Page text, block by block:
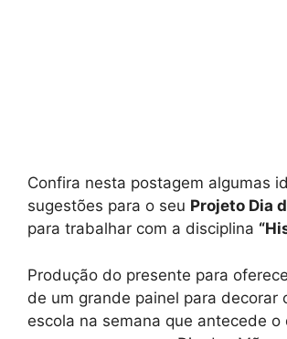
Confira nesta postagem algumas
sugestões para o seu Projeto Dia
para trabalhar com a disciplina
Produção do presente para
de um grande painel para decorar
escola na semana que antecede o